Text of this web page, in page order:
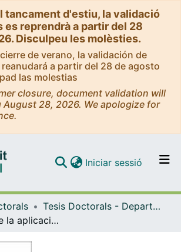
tancament d'estiu, la validació
es reprendrà a partir del 28
Disculpeu les molèsties.
de verano, la validación de
a partir del 28 de agosto
las molestias
closure, document validation will
28, 2026. We apologize for
Navega per tot el DD
Iniciar sessió (current)
Tesis Doctorals - Departament - Enginyeria Química i Metal·lúrgia
Estudio sobre la aplicación de la tecnología de membranas para la recuperación del ácido Fosfórico de las aguas de lavado en el proceso de anodizado del aluminio